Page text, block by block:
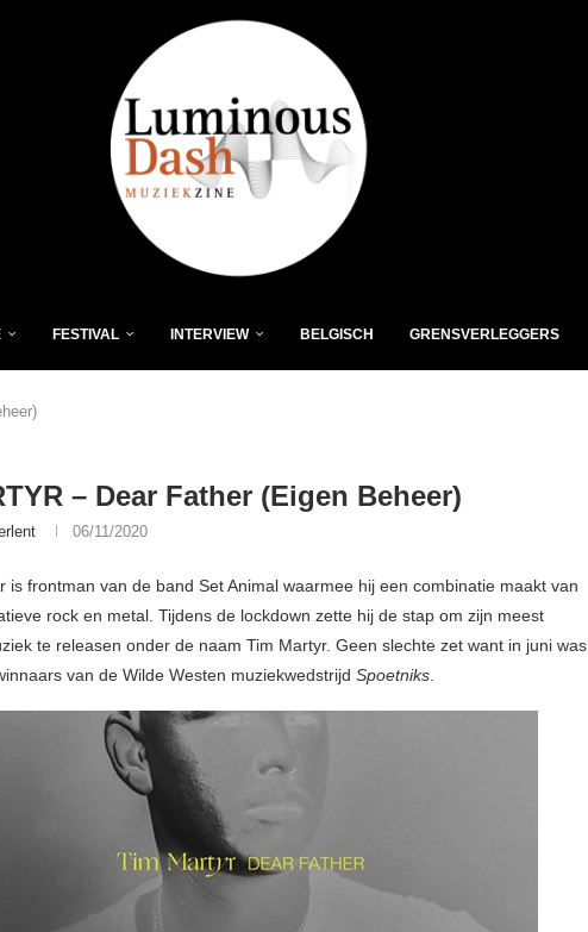
FESTIVAL INTERVIEW BELGISCH GRENSVERLEGGERS
– Dear Father (Eigen Beheer)
06/11/2020
is frontman van de band Set Animal waarmee hij een combinatie maakt van
rock en metal. Tijdens de lockdown zette hij de stap om zijn meest
te releasen onder de naam Tim Martyr. Geen slechte zet want in juni was
van de Wilde Westen muziekwedstrijd Spoetniks.